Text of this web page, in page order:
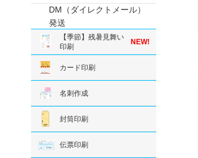
DM（ダイレクトメール）
発送
【季節】残暑見舞い
印刷
NEW!
カード印刷
名刺作成
封筒印刷
伝票印刷